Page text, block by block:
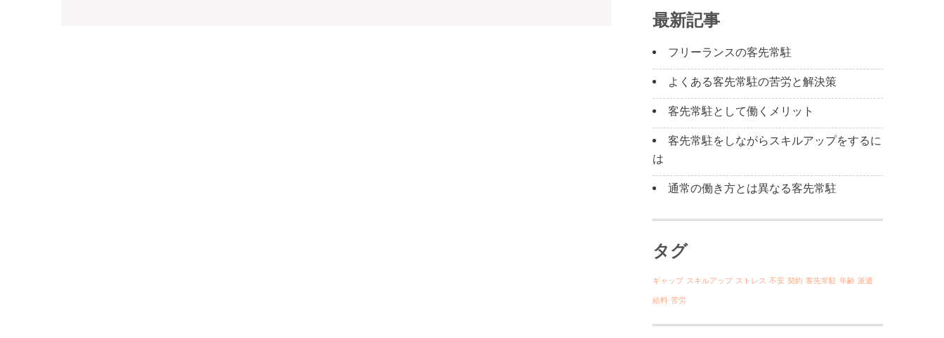
最新記事
フリーランスの客先常駐
よくある客先常駐の苦労と解決策
客先常駐として働くメリット
客先常駐をしながらスキルアップをするに
は
通常の働き方とは異なる客先常駐
タグ
ギャップ スキルアップ ストレス 不安 契約 客先常駐 年齢 派遣
給料 苦労